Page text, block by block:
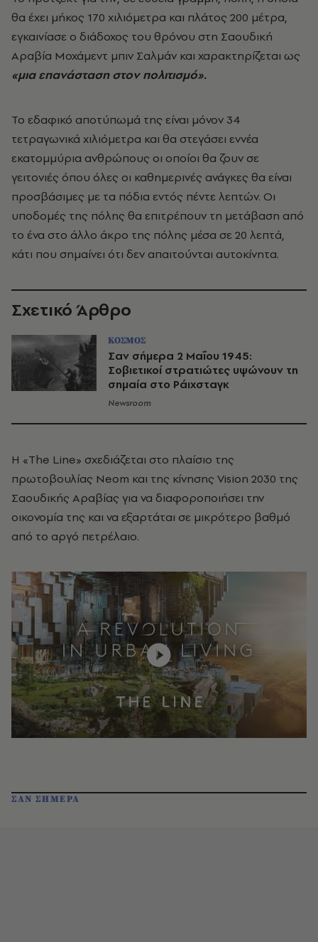
θα έχει μήκος 170 χιλιόμετρα και πλάτος 200 μέτρα,
εγκαινίασε ο διάδοχος του θρόνου στη Σαουδική
Αραβία Μοχάμεντ μπιν Σαλμάν και χαρακτηρίζεται ως
«μια επανάσταση στον πολιτισμό».
Το εδαφικό αποτύπωμά της είναι μόνον 34
τετραγωνικά χιλιόμετρα και θα στεγάσει εννέα
εκατομμύρια ανθρώπους οι οποίοι θα ζουν σε
γειτονιές όπου όλες οι καθημερινές ανάγκες θα είναι
προσβάσιμες με τα πόδια εντός πέντε λεπτών. Οι
υποδομές της πόλης θα επιτρέπουν τη μετάβαση από
το ένα στο άλλο άκρο της πόλης μέσα σε 20 λεπτά,
κάτι που σημαίνει ότι δεν απαιτούνται αυτοκίνητα.
Σχετικό Άρθρο
ΚΟΣΜΟΣ
Σαν σήμερα 2 Μαΐου 1945:
Σοβιετικοί στρατιώτες υψώνουν τη
σημαία στο Ράιχσταγκ
Newsroom
Η «The Line» σχεδιάζεται στο πλαίσιο της
πρωτοβουλίας Neom και της κίνησης Vision 2030 της
Σαουδικής Αραβίας για να διαφοροποιήσει την
οικονομία της και να εξαρτάται σε μικρότερο βαθμό
από το αργό πετρέλαιο.
ΣΑΝ ΣΗΜΕΡΑ